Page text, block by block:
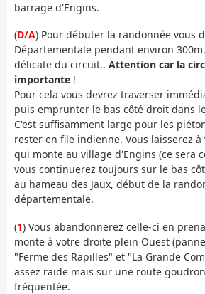
barrage d'Engins.
(D/A) Pour débuter la randonnée vous
Départementale pendant environ
délicate du circuit.. Attention car la
importante !
Pour cela vous devrez traverser
puis emprunter le bas côté droit dans
C'est suffisamment large pour les
rester en file indienne. Vous laisserez
qui monte au village d'Engins (ce sera
vous continuerez toujours sur le bas
au hameau des Jaux, début de la
départementale.
(1) Vous abandonnerez celle-ci en
monte à votre droite plein Ouest
"Ferme des Rapilles" et "La Grande
assez raide mais sur une route
fréquentée.